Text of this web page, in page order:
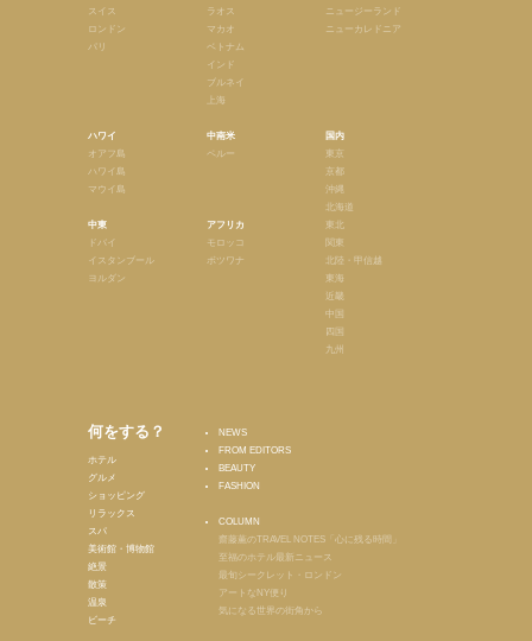
スイス
ロンドン
パリ
ハワイ
オアフ島
ハワイ島
マウイ島
中東
ドバイ
イスタンブール
ヨルダン
ラオス
マカオ
ベトナム
インド
ブルネイ
上海
中南米
ペルー
アフリカ
モロッコ
ボツワナ
ニュージーランド
ニューカレドニア
国内
東京
京都
沖縄
北海道
東北
関東
北陸・甲信越
東海
近畿
中国
四国
九州
何をする？
ホテル
グルメ
ショッピング
リラックス
スパ
美術館・博物館
絶景
散策
温泉
ビーチ
NEWS
FROM EDITORS
BEAUTY
FASHION
COLUMN
齋藤薫のTRAVEL NOTES「心に残る時間」
至福のホテル最新ニュース
最旬シークレット・ロンドン
アートなNY便り
気になる世界の街角から